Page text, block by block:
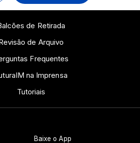
de Retirada
de Arquivo
Frequentes
na Imprensa
Tutoriais
Baixe o App